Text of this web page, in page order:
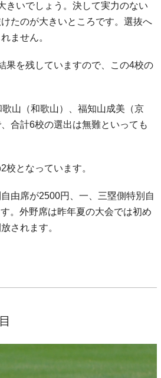
きいでしょう。決して実力のない
たのが大きいところです。選抜へ
ません。
果を残していますので、この4校の
山（和歌山）、福知山成美（京
合計6校の選出は無難といっても
となっています。
由席が2500円、一、三塁側特別自
。外野席は昨年夏の大会では初め
されます。